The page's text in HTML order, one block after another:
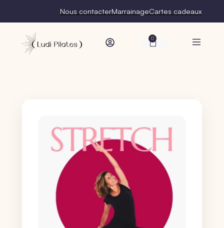
Nous contacterMarrainageCartes cadeaux
0